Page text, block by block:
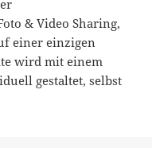
& Video Sharing,
einer einzigen
wird mit einem
gestaltet, selbst